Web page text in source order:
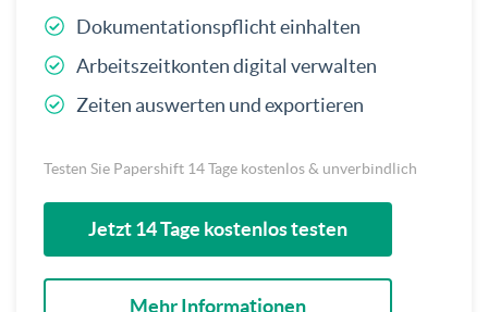
Dokumentationspflicht einhalten
Arbeitszeitkonten digital verwalten
Zeiten auswerten und exportieren
Testen Sie Papershift 14 Tage kostenlos & unverbindlich
Jetzt 14 Tage kostenlos testen
Mehr Informationen